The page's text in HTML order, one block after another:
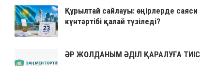
Құрылтай сайлауы: өңірлерде саяси
күнтәртібі қалай түзіледі?
ӘР ЖОЛДАНЫМ ӘДІЛ ҚАРАЛУҒА ТИІС